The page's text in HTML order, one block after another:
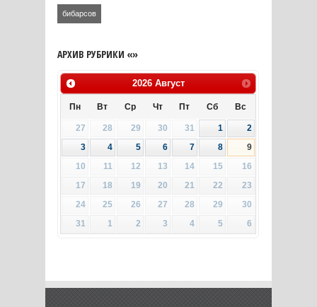
бибарсов
АРХИВ РУБРИКИ «»
2026 Август
Пн Вт Ср Чт Пт Сб Вс
27 28 29 30 31 1
2
3
4 5 6 7 8
9
10
11 12 13 14 15
16
17
18 19 20 21 22
23
24
25 26 27 28 29
30
31
1 2 3 4 5 6